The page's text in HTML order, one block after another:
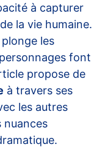
à capturer
la vie humaine.
les
font
propose de
à travers ses
les autres
nuances
.